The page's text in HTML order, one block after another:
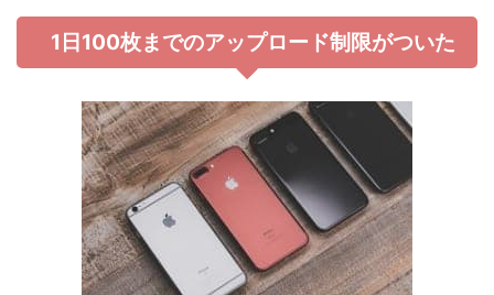
1日100枚までのアップロード制限がついた